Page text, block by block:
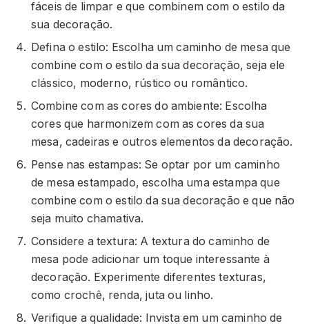
fáceis de limpar e que combinem com o estilo da
sua decoração.
Defina o estilo: Escolha um caminho de mesa que
combine com o estilo da sua decoração, seja ele
clássico, moderno, rústico ou romântico.
Combine com as cores do ambiente: Escolha
cores que harmonizem com as cores da sua
mesa, cadeiras e outros elementos da decoração.
Pense nas estampas: Se optar por um caminho
de mesa estampado, escolha uma estampa que
combine com o estilo da sua decoração e que não
seja muito chamativa.
Considere a textura: A textura do caminho de
mesa pode adicionar um toque interessante à
decoração. Experimente diferentes texturas,
como crochê, renda, juta ou linho.
Verifique a qualidade: Invista em um caminho de